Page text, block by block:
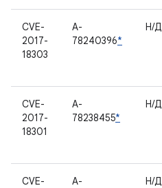
CVE-
2017-
18303
A-
78240396*
Н/Д
CVE-
2017-
18301
A-
78238455*
Н/Д
CVE-
A-
Н/Д